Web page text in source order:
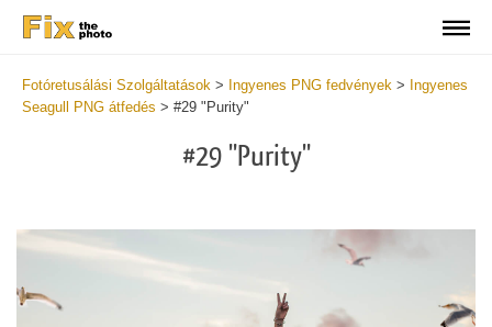
Fotóretusálási Szolgáltatások > Ingyenes PNG fedvények > Ingyenes
Seagull PNG átfedés > #29 "Purity"
#29 "Purity"